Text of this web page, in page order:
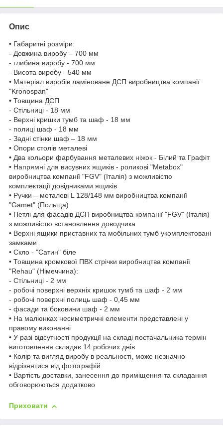
Опис
• Габаритні розміри:
- Довжина виробу – 700 мм
- глибина виробу - 700 мм
- Висота виробу - 540 мм
• Матеріал виробів ламіноване ДСП виробництва компанії
"Kronospan"
• Товщина ДСП
- Стільниці - 18 мм
- Верхні кришки тумб та шаф - 18 мм
- полиці шаф - 18 мм
- Задні стінки шаф – 18 мм
• Опори столів металеві
• Два кольори фарбування металевих ніжок - Білий та Графіт
• Напрямні для висувних ящиків - роликові "Metabox"
виробництва компанії "FGV" (Італія) з можливістю
комплектації довідниками ящиків
• Ручки – металеві L 128/148 мм виробництва компанії
"Gamet" (Польща)
• Петлі для фасадів ДСП виробництва компанії "FGV" (Італія)
з можливістю встановлення доводчика
• Верхні ящики приставних та мобільних тумб укомплектовані
замками
• Скло - "Сатин" біле
• Товщина кромкової ПВХ стрічки виробництва компанії
"Rehau" (Німеччина):
- Стільниці - 2 мм
- робочі поверхні верхніх кришок тумб та шаф - 2 мм
- робочі поверхні полиць шаф - 0,45 мм
- фасади та боковини шаф - 2 мм
• На малюнках несиметричні елементи представлені у
правому виконанні
• У разі відсутності продукції на складі постачальника термін
виготовлення складає 14 робочих днів
• Колір та вигляд виробу в реальності, може незначно
відрізнятися від фотографій
• Вартість доставки, занесення до приміщення та складання
обговорюються додатково
Приховати